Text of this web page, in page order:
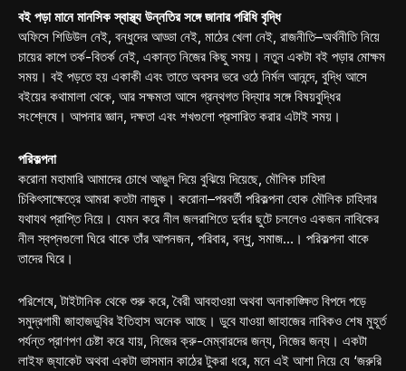
বই পড়া মানে মানসিক স্বাস্থ্য উন্নতির সঙ্গে জানার পরিধি বৃদ্ধি
অফিসে শিডিউল নেই, বন্ধুদের আড্ডা নেই, মাঠের খেলা নেই, রাজনীতি–অর্থনীতি নিয়ে
চায়ের কাপে তর্ক-বিতর্ক নেই, একান্ত নিজের কিছু সময়। নতুন একটা বই পড়ার মোক্ষম
সময়। বই পড়তে হয় একাকী এবং তাতে অবসর ভরে ওঠে নির্মল আনন্দে, বুদ্ধি আসে
বইয়ের কথামালা থেকে, আর সক্ষমতা আসে গ্রন্থগত বিদ্যার সঙ্গে বিষয়বুদ্ধির
সংশ্লেষে। আপনার জ্ঞান, দক্ষতা এবং শখগুলো প্রসারিত করার এটাই সময়।
পরিকল্পনা
করোনা মহামারি আমাদের চোখে আঙুল দিয়ে বুঝিয়ে দিয়েছে, মৌলিক চাহিদা
চিকিৎসাক্ষেত্রে আমরা কতটা নাজুক। করোনা–পরবর্তী পরিকল্পনা হোক মৌলিক চাহিদার
যথাযথ প্রাপ্তি নিয়ে। যেমন করে নীল জলরাশিতে দুর্বার ছুটে চললেও একজন নাবিকের
নীল স্বপ্নগুলো ঘিরে থাকে তাঁর আপনজন, পরিবার, বন্ধু, সমাজ…। পরিকল্পনা থাকে
তাদের ঘিরে।
পরিশেষে, টাইটানিক থেকে শুরু করে, বৈরী আবহাওয়া অথবা অনাকাঙ্ক্ষিত বিপদে পড়ে
সমুদ্রগামী জাহাজডুবির ইতিহাস অনেক আছে। ডুবে যাওয়া জাহাজের নাবিকও শেষ মুহূর্ত
পর্যন্ত প্রাণপণ চেষ্টা করে যায়, নিজের ক্রু-মেম্বারদের জন্য, নিজের জন্য। একটা
লাইফ জ্যাকেট অথবা একটা ভাসমান কাঠের টুকরা ধরে, মনে এই আশা নিয়ে যে ‘জরুরি